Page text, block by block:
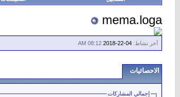
mema.loga
آخر نشاط: 08:12 AM
الاحصائيات
إجمالي المشاركات